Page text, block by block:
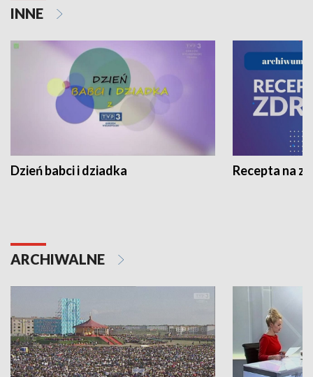
INNE
Dzień babci i dziadka Recepta na
ARCHIWALNE